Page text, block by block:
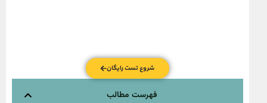
شروع تست رایگان
فهرست مطالب